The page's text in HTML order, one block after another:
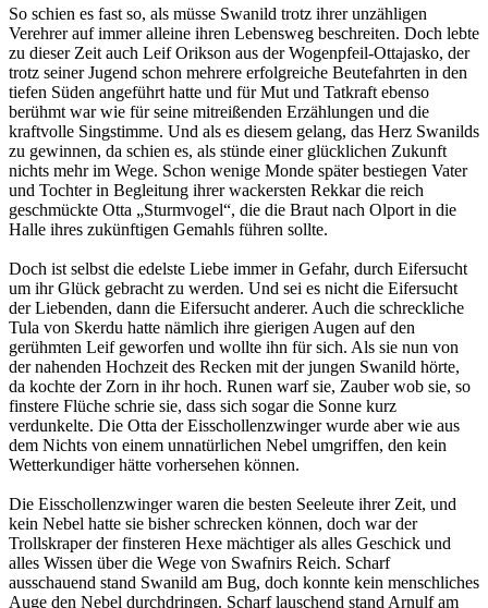
So schien es fast so, als müsse Swanild trotz ihrer unzähligen
Verehrer auf immer alleine ihren Lebensweg beschreiten. Doch lebte
zu dieser Zeit auch Leif Orikson aus der Wogenpfeil-Ottajasko, der
trotz seiner Jugend schon mehrere erfolgreiche Beutefahrten in den
tiefen Süden angeführt hatte und für Mut und Tatkraft ebenso
berühmt war wie für seine mitreißenden Erzählungen und die
kraftvolle Singstimme. Und als es diesem gelang, das Herz Swanilds
zu gewinnen, da schien es, als stünde einer glücklichen Zukunft
nichts mehr im Wege. Schon wenige Monde später bestiegen Vater
und Tochter in Begleitung ihrer wackersten Rekkar die reich
geschmückte Otta „Sturmvogel“, die die Braut nach Olport in die
Halle ihres zukünftigen Gemahls führen sollte.
Doch ist selbst die edelste Liebe immer in Gefahr, durch Eifersucht
um ihr Glück gebracht zu werden. Und sei es nicht die Eifersucht
der Liebenden, dann die Eifersucht anderer. Auch die schreckliche
Tula von Skerdu hatte nämlich ihre gierigen Augen auf den
gerühmten Leif geworfen und wollte ihn für sich. Als sie nun von
der nahenden Hochzeit des Recken mit der jungen Swanild hörte,
da kochte der Zorn in ihr hoch. Runen warf sie, Zauber wob sie, so
finstere Flüche schrie sie, dass sich sogar die Sonne kurz
verdunkelte. Die Otta der Eisschollenzwinger wurde aber wie aus
dem Nichts von einem unnatürlichen Nebel umgriffen, den kein
Wetterkundiger hätte vorhersehen können.
Die Eisschollenzwinger waren die besten Seeleute ihrer Zeit, und
kein Nebel hatte sie bisher schrecken können, doch war der
Trollskraper der finsteren Hexe mächtiger als alles Geschick und
alles Wissen über die Wege von Swafnirs Reich. Scharf
ausschauend stand Swanild am Bug, doch konnte kein menschliches
Auge den Nebel durchdringen. Scharf lauschend stand Arnulf am